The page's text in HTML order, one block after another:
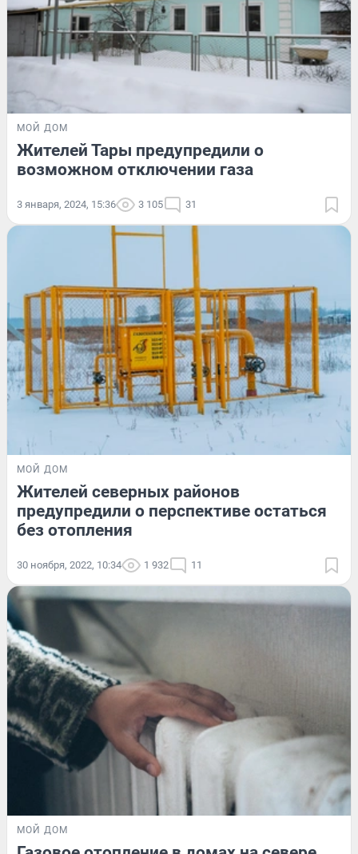
МОЙ ДОМ
Жителей Тары предупредили о
возможном отключении газа
3 января, 2024, 15:36 3 105 31
МОЙ ДОМ
Жителей северных районов
предупредили о перспективе остаться
без отопления
30 ноября, 2022, 10:34 1 932 11
МОЙ ДОМ